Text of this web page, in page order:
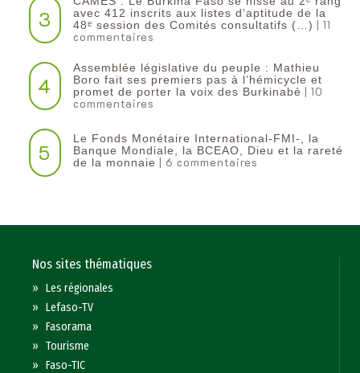
3
avec 412 inscrits aux listes d’aptitude de la
48ᵉ session des Comités consultatifs (…) | 11
commentaires
4
Assemblée législative du peuple : Mathieu
Boro fait ses premiers pas à l’hémicycle et
promet de porter la voix des Burkinabè | 10
commentaires
5
Le Fonds Monétaire International-FMI-, la
Banque Mondiale, la BCEAO, Dieu et la rareté
de la monnaie | 6 commentaires
Nos sites thématiques
»Les régionales
»Lefaso-TV
»Fasorama
»Tourisme
»Faso-TIC